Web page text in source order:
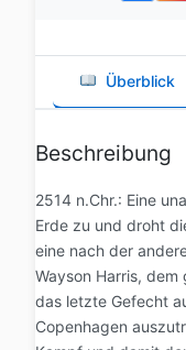
Überblick
Beschreibung
2514 n.Chr.: Eine
Erde zu und droht
eine nach der
Wayson Harris,
das letzte Gefecht
Copenhagen